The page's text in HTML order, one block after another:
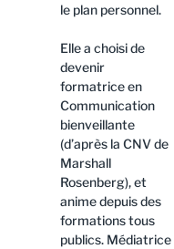
le plan personnel.
Elle a choisi de
devenir
formatrice en
Communication
bienveillante
(d’après la CNV de
Marshall
Rosenberg), et
anime depuis des
formations tous
publics. Médiatrice